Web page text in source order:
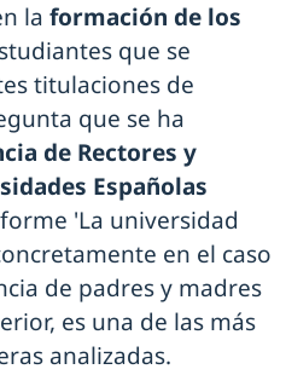
la formación de los
que se
titulaciones de
que se ha
de Rectores y
Españolas
'La universidad
en el caso
de padres y madres
es una de las más
analizadas.